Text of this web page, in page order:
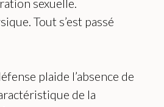
sexuelle.
Tout s’est passé
plaide l’absence de
de la